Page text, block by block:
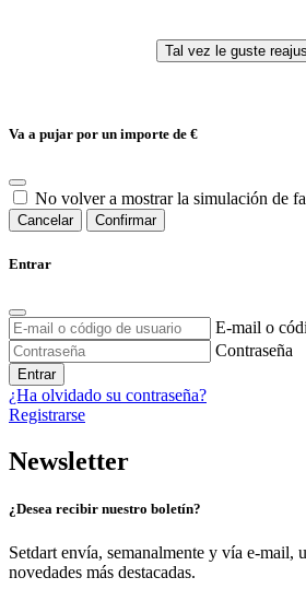
Va a pujar por un importe de €
No volver a mostrar la simulación de
Cancelar Confirmar
Entrar
E-mail o
Contraseña
Entrar
¿Ha olvidado su contraseña?
Registrarse
Newsletter
¿Desea recibir nuestro boletín?
Setdart envía, semanalmente y vía e-mail,
novedades más destacadas.